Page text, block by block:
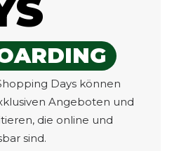
Days können
Angeboten und
die online und
sind.